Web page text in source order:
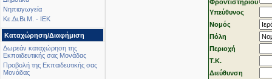
Νηπιαγωγεία
Κε.Δι.Βι.Μ. - ΙΕΚ
Καταχώρηση/Διαφήμιση
Δωρεάν καταχώρηση της
Εκπαιδευτικής σας Μονάδας
Προβολή της Εκπαιδευτικής σας
Μονάδας
Φροντιστηρίου
Υπεύθυνος
Νομός
Πόλη
Περιοχή
T.K.
Διεύθυνση